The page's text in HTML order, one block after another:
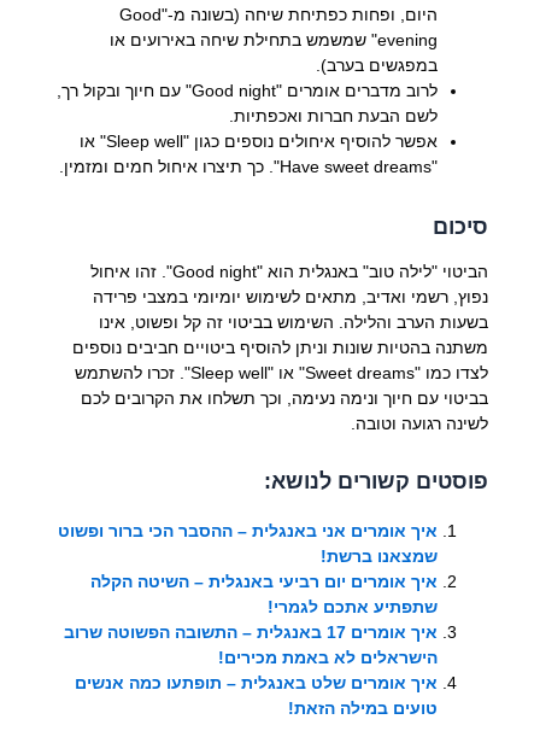
היום, ופחות כפתיחת שיחה (בשונה מ-"Good
evening" שמשמש בתחילת שיחה באירועים או
במפגשים בערב).
לרוב מדברים אומרים "Good night" עם חיוך ובקול רך,
לשם הבעת חברות ואכפתיות.
אפשר להוסיף איחולים נוספים כגון "Sleep well" או
"Have sweet dreams". כך תיצרו איחול חמים ומזמין.
סיכום
הביטוי "לילה טוב" באנגלית הוא "Good night". זהו איחול
נפוץ, רשמי ואדיב, מתאים לשימוש יומיומי במצבי פרידה
בשעות הערב והלילה. השימוש בביטוי זה קל ופשוט, אינו
משתנה בהטיות שונות וניתן להוסיף ביטויים חביבים נוספים
לצדו כמו "Sweet dreams" או "Sleep well". זכרו להשתמש
בביטוי עם חיוך ונימה נעימה, וכך תשלחו את הקרובים לכם
לשינה רגועה וטובה.
פוסטים קשורים לנושא:
איך אומרים אני באנגלית – ההסבר הכי ברור ופשוט
שמצאנו ברשת!
איך אומרים יום רביעי באנגלית – השיטה הקלה
שתפתיע אתכם לגמרי!
איך אומרים 17 באנגלית – התשובה הפשוטה שרוב
הישראלים לא באמת מכירים!
איך אומרים שלט באנגלית – תופתעו כמה אנשים
טועים במילה הזאת!